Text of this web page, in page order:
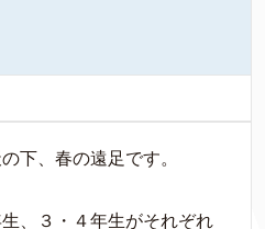
下、春の遠足です。
、３・４年生がそれぞれ